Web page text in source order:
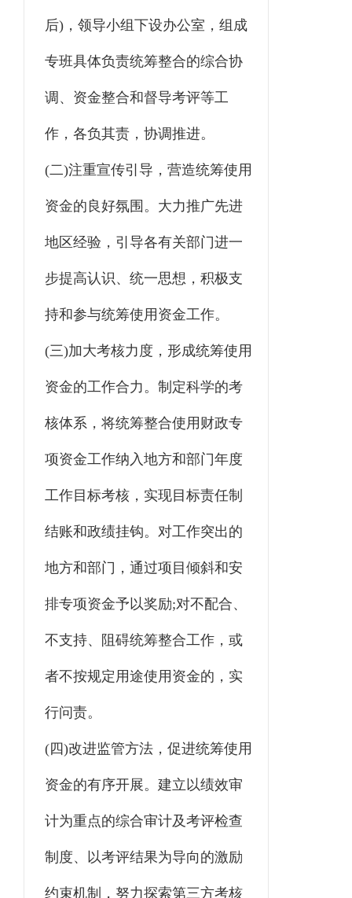
后)，领导小组下设办公室，组成
专班具体负责统筹整合的综合协
调、资金整合和督导考评等工
作，各负其责，协调推进。
(二)注重宣传引导，营造统筹使用
资金的良好氛围。大力推广先进
地区经验，引导各有关部门进一
步提高认识、统一思想，积极支
持和参与统筹使用资金工作。
(三)加大考核力度，形成统筹使用
资金的工作合力。制定科学的考
核体系，将统筹整合使用财政专
项资金工作纳入地方和部门年度
工作目标考核，实现目标责任制
结账和政绩挂钩。对工作突出的
地方和部门，通过项目倾斜和安
排专项资金予以奖励;对不配合、
不支持、阻碍统筹整合工作，或
者不按规定用途使用资金的，实
行问责。
(四)改进监管方法，促进统筹使用
资金的有序开展。建立以绩效审
计为重点的综合审计及考评检查
制度、以考评结果为导向的激励
约束机制，努力探索第三方考核